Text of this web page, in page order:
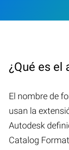
¿Qué es el
El nombre de
usan la
Autodesk
Catalog